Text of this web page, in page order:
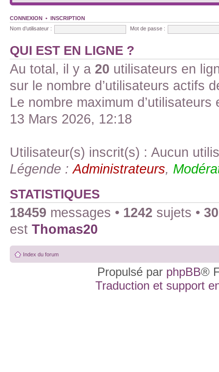
CONNEXION • INSCRIPTION
Nom d’utilisateur :
Mot de passe :
QUI EST EN LIGNE ?
Au total, il y a 20 utilisateurs en
sur le nombre d’utilisateurs actifs
Le nombre maximum
13 Mars 2026, 12:18
Utilisateur(s) inscrit(s) : Aucun
Légende :Administrateurs,
STATISTIQUES
18459 messages • 1242 sujets •
est Thomas20
Index du forum
Propulsé par phpBB®
Traduction et support